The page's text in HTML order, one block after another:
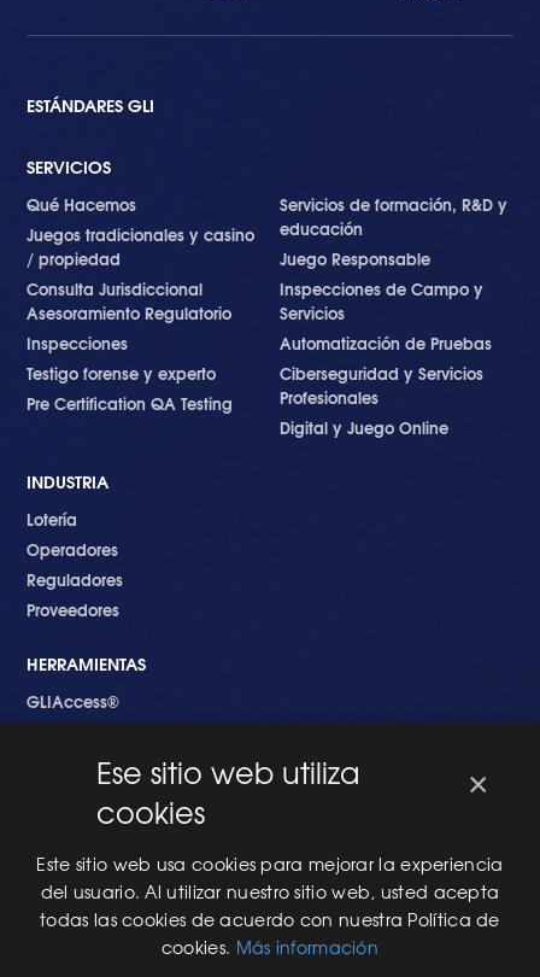
ESTÁNDARES GLI
SERVICIOS
Qué Hacemos
Juegos tradicionales y casino
/ propiedad
Consulta Jurisdiccional
Asesoramiento Regulatorio
Inspecciones
Testigo forense y experto
Pre Certification QA Testing
Servicios de formación, R&D y
educación
Juego Responsable
Inspecciones de Campo y
Servicios
Automatización de Pruebas
Ciberseguridad y Servicios
Profesionales
Digital y Juego Online
INDUSTRIA
Lotería
Operadores
Reguladores
Proveedores
HERRAMIENTAS
GLIAccess®
EMPEZANDO
Nuevo en GLI
Nuevo Software
Una Nueva Máquina
Modificaciones al Software
Modificaciones al Hardware
×
Ese sitio web utiliza
cookies
Este sitio web usa cookies para mejorar la experiencia
del usuario. Al utilizar nuestro sitio web, usted acepta
todas las cookies de acuerdo con nuestra Política de
cookies. Más información